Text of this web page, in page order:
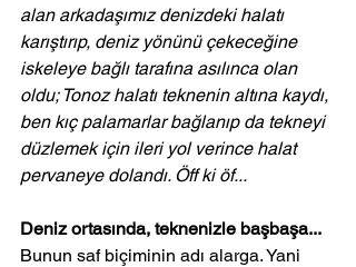
alan arkadaşımız denizdeki halatı
karıştırıp, deniz yönünü çekeceğine
iskeleye bağlı tarafına asılınca olan
oldu; Tonoz halatı teknenin altına kaydı,
ben kıç palamarlar bağlanıp da tekneyi
düzlemek için ileri yol verince halat
pervaneye dolandı. Öff ki öf...
Deniz ortasında, teknenizle başbaşa...
Bunun saf biçiminin adı alarga. Yani